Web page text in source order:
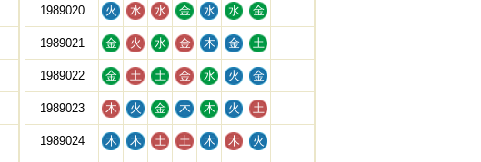
1989020 火 水 水 金 水 水 金
1989021 金 火 水 金 木 金 土
1989022 金 土 土 金 水 火 金
1989023 木 火 金 木 木 火 土
1989024 木 木 土 土 木 木 火